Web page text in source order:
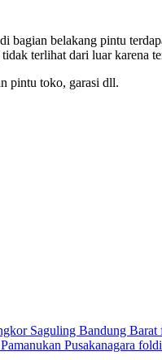
bagian belakang pintu
terlihat dari luar karena
pintu toko, garasi dll.
Saguling Bandung Barat
Pusakanagara